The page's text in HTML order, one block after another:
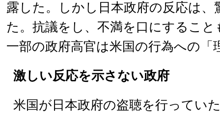
露した。しかし日本政府の反応は、
た。抗議をし、不満を口にするこ
一部の政府高官は米国の行為への「
激しい反応を示さない政府
米国が日本政府の盗聴を行ってい